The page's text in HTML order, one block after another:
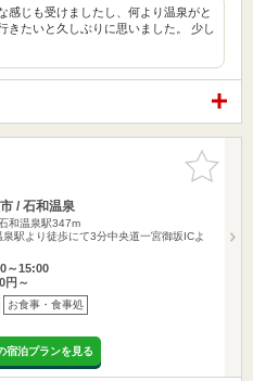
感じも受けましたし、何より温泉がと
きたいと久しぶりに思いました。 少し
お気に入
りに追加
/ 石和温泉
和温泉駅347m
駅より徒歩にて3分中央道一宮御坂ICよ
～15:00
円～
お食事・食事処
宿泊プランを見る